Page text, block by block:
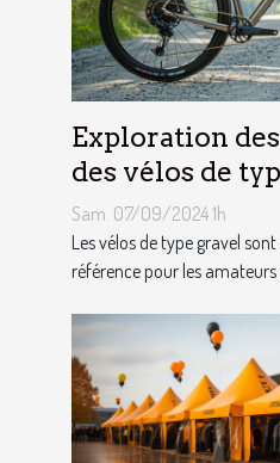
Exploration
des vélos de
les aventuriers
Sam. 07/09/2024 1h
Les vélos de type gravel
référence pour les amateurs